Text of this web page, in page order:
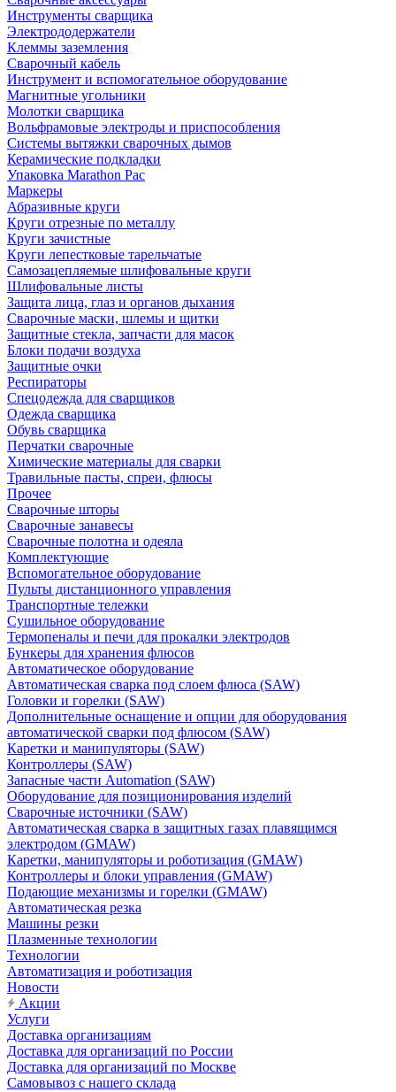
Инструменты сварщика
Электрододержатели
Клеммы заземления
Сварочный кабель
Инструмент и вспомогательное оборудование
Магнитные угольники
Молотки сварщика
Вольфрамовые электроды и приспособления
Системы вытяжки сварочных дымов
Керамические подкладки
Упаковка Marathon Pac
Маркеры
Абразивные круги
Круги отрезные по металлу
Круги зачистные
Круги лепестковые тарельчатые
Самозацепляемые шлифовальные круги
Шлифовальные листы
Защита лица, глаз и органов дыхания
Сварочные маски, шлемы и щитки
Защитные стекла, запчасти для масок
Блоки подачи воздуха
Защитные очки
Респираторы
Спецодежда для сварщиков
Одежда сварщика
Обувь сварщика
Перчатки сварочные
Химические материалы для сварки
Травильные пасты, спреи, флюсы
Прочее
Сварочные шторы
Сварочные занавесы
Сварочные полотна и одеяла
Комплектующие
Вспомогательное оборудование
Пульты дистанционного управления
Транспортные тележки
Сушильное оборудование
Термопеналы и печи для прокалки электродов
Бункеры для хранения флюсов
Автоматическое оборудование
Автоматическая сварка под слоем флюса (SAW)
Головки и горелки (SAW)
Дополнительные оснащение и опции для оборудования
автоматической сварки под флюсом (SAW)
Каретки и манипуляторы (SAW)
Контроллеры (SAW)
Запасные части Automation (SAW)
Оборудование для позиционирования изделий
Сварочные источники (SAW)
Автоматическая сварка в защитных газах плавящимся
электродом (GMAW)
Каретки, манипуляторы и роботизация (GMAW)
Контроллеры и блоки управления (GMAW)
Подающие механизмы и горелки (GMAW)
Автоматическая резка
Машины резки
Плазменные технологии
Технологии
Автоматизация и роботизация
Новости
Акции
Услуги
Доставка организациям
Доставка для организаций по России
Доставка для организаций по Москве
Самовывоз с нашего склада